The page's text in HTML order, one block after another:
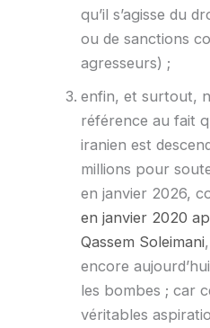
qu’il s’agisse du
ou de sanctions
agresseurs) ;
enfin, et surtout,
référence au fait
iranien est
millions pour
en janvier 2026,
en janvier 2020
Qassem Soleimani
encore
les bombes ; car
véritables